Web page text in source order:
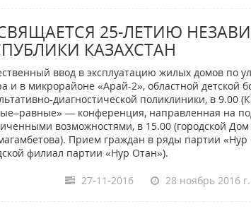
25-ЛЕТИЮ
КАЗАХСТАН
ввод в эксплуатацию жилых домов по
и в микрорайоне «Арай-2», областной детской
диагностической поликлиники, в 9.00
— конференция, направленная на
возможностями, в 15.00 (городской
Прием граждан в ряды партии «Нур
филиал партии «Нур Отан»).
27-11-2016 28 ноябрь 2016 г.